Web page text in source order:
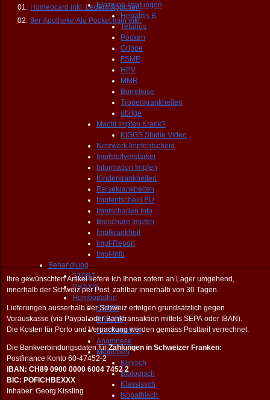
Einzelne Impfungen
Hepatitis B
Tetanus
Pocken
Grippe
FSME
HPV
MMR
Borreliose
Tropenkrankheiten
übrige
Macht Impfen Krank?
KIGGS Studie Video
Netzwerk Impfentscheid
Impfstoffverstärker
Information Impfen
Kinderkrankheiten
Reisekrankheiten
Impfentscheid EU
Impfschaden Info
Broschüre Impfen
Impfkrankheit
Impf-Report
Impf-Info
Behandlung
START
PRAXIS
Homöopathie
START
PRAXIS
Homöopathie
Anamnese
Methoden
Klinisch
Biologisch
Klassissch
Isopathisch
01. Homeocard inkl. Ledermäppchen
02. 9er Apotheke Alu Pocket mini inkl.
Ihre gewünschten Artikel liefere Ich Ihnen sofern an Lager umgehend,
innerhalb der Schweiz per Post, zahlbar innerhalb von 30 Tagen.
Lieferungen ausserhalb der Schweiz erfolgen grundsätzlich gegen
Vorauskasse (via Paypal oder Banktransaktion mittels SEPA oder IBAN).
Die Kosten für Porto und Verpackung werden gemäss Posttarif verrechnet.
Die Bankverbindungsdaten fürZahlungen in Schweizer Franken:
Postfinance Konto 60-47452-2
IBAN: CH89 0900 0000 6004 7452 2
BIC: POFICHBEXXX
Inhaber: Georg Kissling